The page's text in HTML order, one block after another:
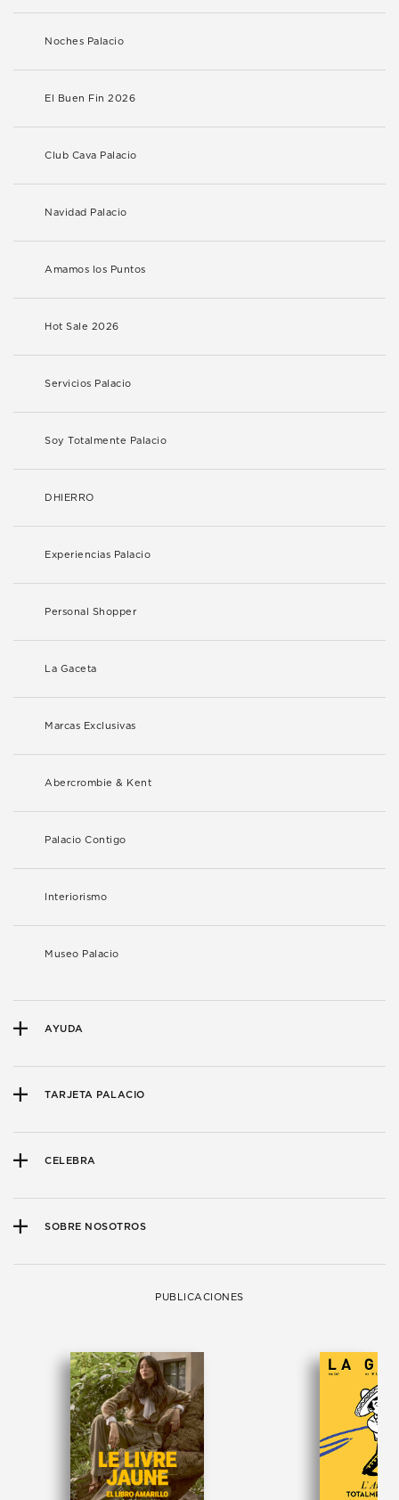
Noches Palacio
El Buen Fin 2026
Club Cava Palacio
Navidad Palacio
Amamos los Puntos
Hot Sale 2026
Servicios Palacio
Soy Totalmente Palacio
DHIERRO
Experiencias Palacio
Personal Shopper
La Gaceta
Marcas Exclusivas
Abercrombie & Kent
Palacio Contigo
Interiorismo
Museo Palacio
AYUDA
TARJETA PALACIO
CELEBRA
SOBRE NOSOTROS
PUBLICACIONES